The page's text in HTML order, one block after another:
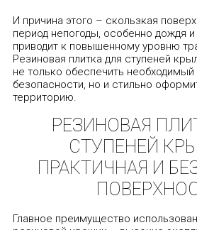
И причина этого – скользкая
период непогоды, особенно дождя
приводит к повышенному уровню
Резиновая плитка для ступеней
не только обеспечить необходимый
безопасности, но и стильно
территорию.
РЕЗИНОВАЯ
СТУПЕНЕЙ
ПРАКТИЧНАЯ И
Главное преимущество